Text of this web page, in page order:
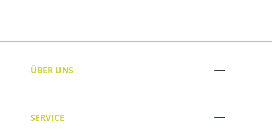
ÜBER UNS
SERVICE